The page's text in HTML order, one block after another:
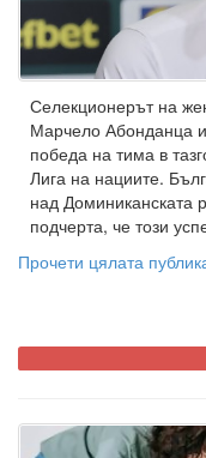
Селекционерът на
Марчело Абонданца
победа на тима в
Лига на нациите.
над Доминиканската
подчерта, че този
Прочети цялата